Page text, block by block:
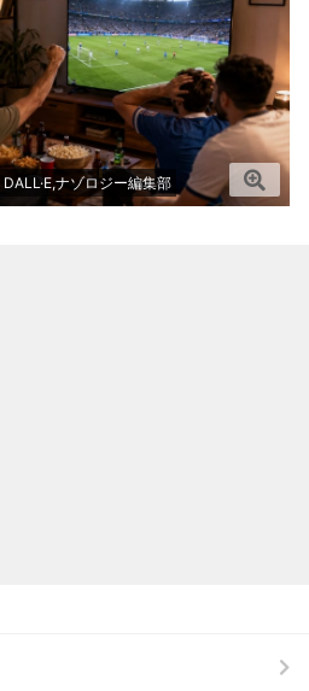
ナゾロジー編集部